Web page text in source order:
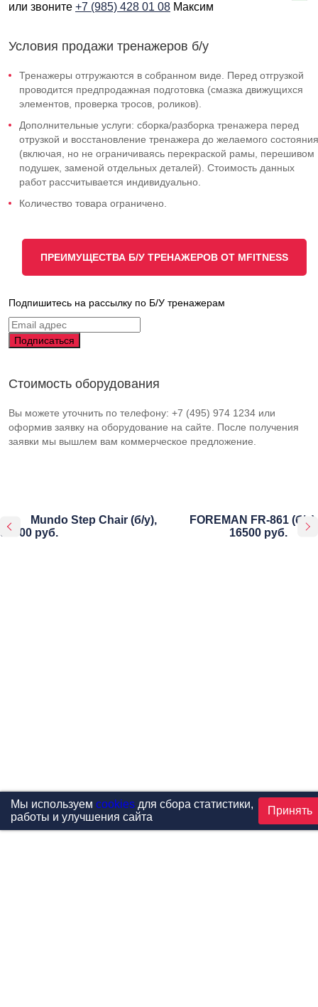
или звоните +7 (985) 428 01 08 Максим
Условия продажи тренажеров б/у
Тренажеры отгружаются в собранном виде. Перед отгрузкой
проводится предпродажная подготовка (смазка движущихся
элементов, проверка тросов, роликов).
Дополнительные услуги: сборка/разборка тренажера перед
отрузкой и восстановление тренажера до желаемого состояния
(включая, но не ограничиваясь перекраской рамы, перешивом
подушек, заменой отдельных деталей). Стоимость данных
работ рассчитывается индивидуально.
Количество товара ограничено.
ПРЕИМУЩЕСТВА Б/У ТРЕНАЖЕРОВ ОТ MFITNESS
Подпишитесь на рассылку по Б/У тренажерам
Стоимость оборудования
Вы можете уточнить по телефону: +7 (495) 974 1234 или
оформив заявку на оборудование на сайте. После получения
заявки мы вышлем вам коммерческое предложение.
Mundo Step Chair (б/у),
90000 руб.
FOREMAN FR-861 (б/у),
16500 руб.
Мы используем cookiesдля сбора статистики,
работы и улучшения сайта
Принять